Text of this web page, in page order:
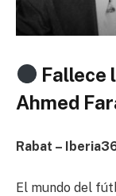
Fallece
Ahmed
Rabat –
El mundo del